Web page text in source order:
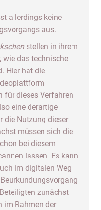
allerdings keine
aus.
stellen in ihrem
wie das technische
Hier hat die
für dieses Verfahren
eine derartige
die Nutzung dieser
müssen sich die
bei diesem
lassen. Es kann
im digitalen Weg
zunächst
im Rahmen der